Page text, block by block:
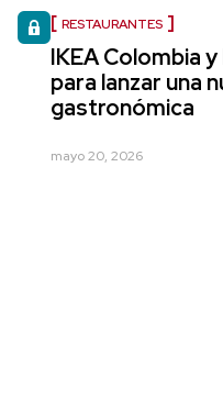
RESTAURANTES
IKEA Colombia
para lanzar una
gastronómica
mayo 20, 2026